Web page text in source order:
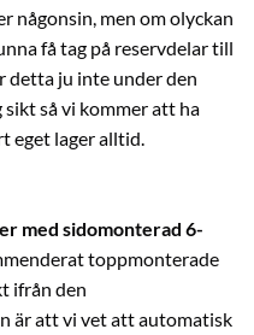
någonsin, men om olyckan
få tag på reservdelar till
detta ju inte under den
så vi kommer att ha
eget lager alltid.
med sidomonterad 6-
toppmonterade
ifrån den
är att vi vet att automatisk